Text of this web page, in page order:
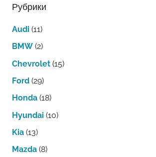
Рубрики
Audi (11)
BMW (2)
Chevrolet (15)
Ford (29)
Honda (18)
Hyundai (10)
Kia (13)
Mazda (8)